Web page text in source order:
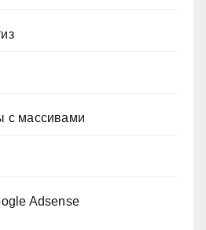
с массивами
Adsense